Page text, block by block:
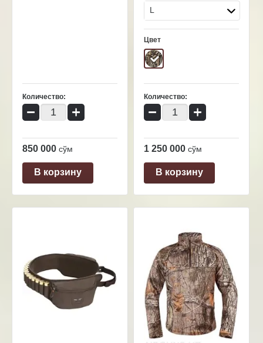
Количество:
− +
850 000 сўм
В корзину
L
Цвет
Количество:
− +
1 250 000 сўм
В корзину